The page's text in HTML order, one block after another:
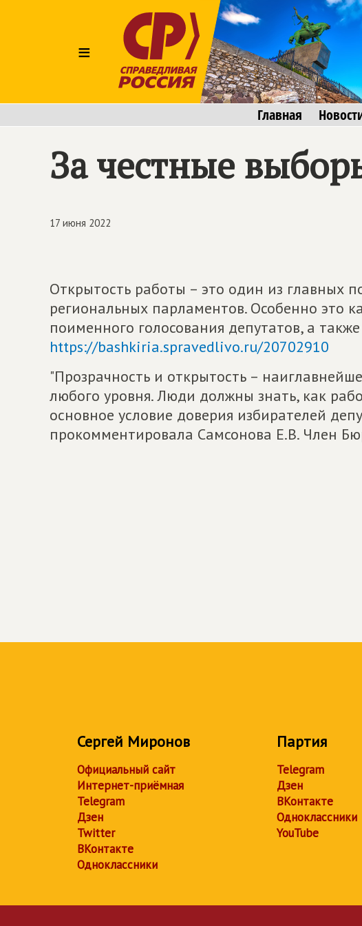
≡
Главная
За честные
17 июня 2022
Открытость работы – это один из главных
региональных парламентов. Особенно это
поименного голосования депутатов, а
https://bashkiria.spravedlivo.ru/20702910
"Прозрачность и открытость –
любого уровня. Люди должны знать, как
основное условие доверия избирателей
прокомментировала Самсонова Е.В. Член
Сергей Миронов
Официальный сайт
Интернет-приёмная
Telegram
Дзен
Twitter
ВКонтакте
Одноклассники
Партия
Telegram
Дзен
ВКонтакте
Одноклассники
YouTube